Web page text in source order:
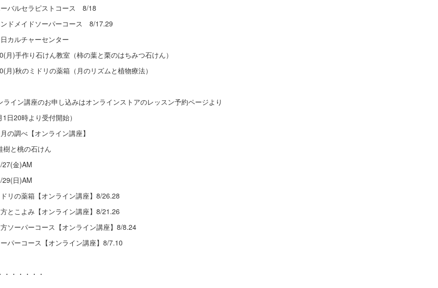
バルセラピストコース 8/18
ドメイドソーパーコース 8/17.29
カルチャーセンター
月)手作り石けん教室（柿の葉と栗のはちみつ石けん）
月)秋のミドリの薬箱（月のリズムと植物療法）
ライン講座のお申し込みはオンラインストアのレッスン予約ページより
1日20時より受付開始）
の調べ【オンライン講座】
樹と桃の石けん
27(金)AM
29(日)AM
リの薬箱【オンライン講座】8/26.28
とこよみ【オンライン講座】8/21.26
ソーパーコース【オンライン講座】8/8.24
パーコース【オンライン講座】8/7.10
・・・・・・